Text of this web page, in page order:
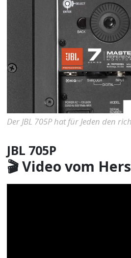
Der JBL 705P hat für Jeden den
JBL 705P
🎬 Video vom